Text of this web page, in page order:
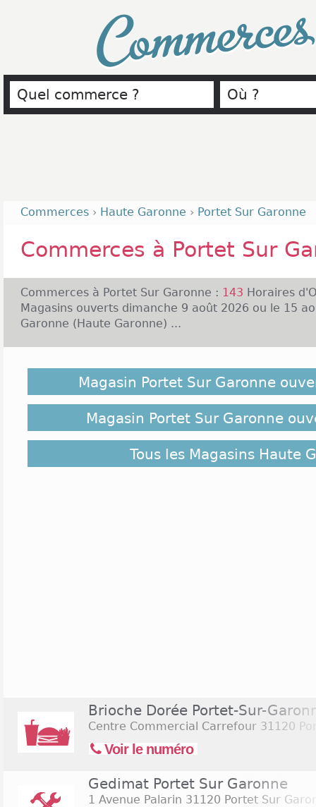
Commerces › Haute Garonne › Portet Sur Garonne
Commerces à Portet Sur
Commerces à Portet Sur Garonne : 143 Horaires
Magasins ouverts dimanche 9 août 2026 ou le 15
Garonne (Haute Garonne) ...
dans le département de la Haute-Garonne.
située dans une région très verte et au climat
humaine de la commune lui confère un cadre
chance de bénéficier de l'économie de Toulouse
ville rose. Les loisirs et le sport ne sont pas
dynamique. Elle bénéficie aussi de nombreux
Ce qui est agréable car les habitants peuvent
trouver des boutiques de mode comme
19h du lundi au samedi, Chausséa et Toy'r'us
ouvert de 10h à 20h du lundi au vendredi et
boutiques peuvent être exceptionnellement
Magasin Portet Sur Garonne
Magasin Portet Sur Garonne
Tous les Magasins Haute
Brioche Dorée Portet-Sur-
Centre Commercial Carrefour 31120
Voir le numéro
Gedimat Portet Sur Garonne
1 Avenue Palarin 31120 Portet Sur